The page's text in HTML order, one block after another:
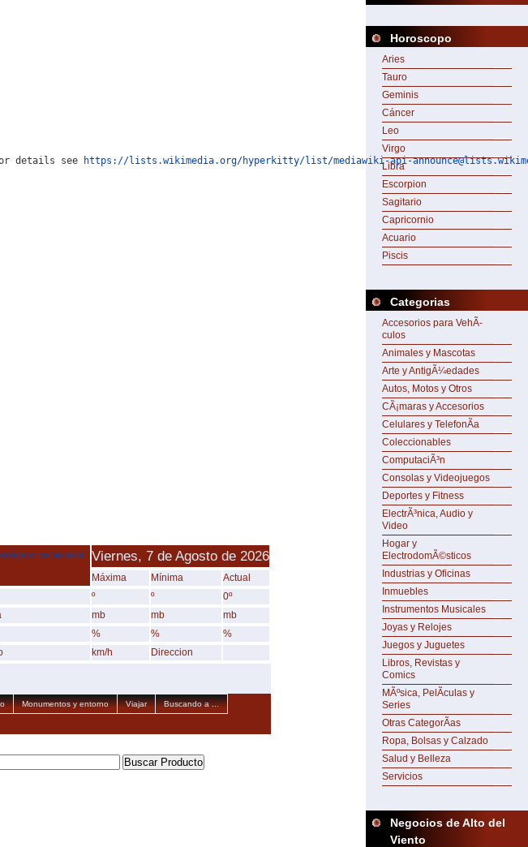
details see https://lists.wikimedia.org/hyperkitty/list/mediawiki-api-announce@lists.wikimedia.org/
Viernes, 7 de Agosto de 2026
Máxima Mínima
Actual
º º
0º
mb mb
mb
% %
%
km/h Direccion
Monumentos y entorno Viajar Buscando a ...
Horoscopo
Aries
Tauro
Geminis
Cáncer
Leo
Virgo
Libra
Escorpion
Sagitario
Capricornio
Acuario
Piscis
Categorias
Accesorios para VehÃ­
culos
Animales y Mascotas
Arte y AntigÃ¼edades
Autos, Motos y Otros
CÃ¡maras y Accesorios
Celulares y TelefonÃ­a
Coleccionables
ComputaciÃ³n
Consolas y Videojuegos
Deportes y Fitness
ElectrÃ³nica, Audio y
Video
Hogar y
ElectrodomÃ©sticos
Industrias y Oficinas
Inmuebles
Instrumentos Musicales
Joyas y Relojes
Juegos y Juguetes
Libros, Revistas y
Comics
MÃºsica, PelÃ­culas y
Series
Otras CategorÃ­as
Ropa, Bolsas y Calzado
Salud y Belleza
Servicios
Negocios de Alto del
Viento